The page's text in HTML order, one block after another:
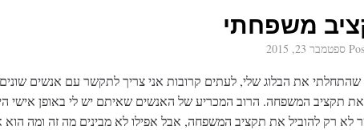
משפחתי
ספטמבר 23, 2015
שהתחלתי את הבלוג שלי, לעתים קרובות אני צריך לתקשר עם אנשים שונים
את תקציב המשפחה. הרוב המכריע של האנשים שאיתם יש לי באופן אישי
לא רק להוביל את תקציב המשפחה, אבל אפילו לא מבינים מה זה ומה הוא